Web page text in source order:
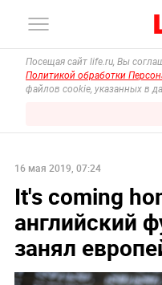
Посещая сайт life.ru, Вы
Политикой обработки
файлов cookie, указанных в
16 мая 2019, 07:24
It's coming
английский
занял